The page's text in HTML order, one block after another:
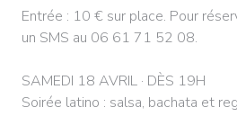
Entrée : 10 € sur place. Pour
un SMS au 06 61 71 52 08.
SAMEDI 18 AVRIL · DÈS 19H
Soirée latino : salsa, bachata et